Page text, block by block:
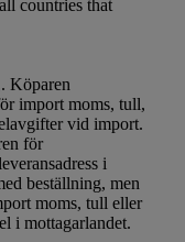
countries that
Köparen
import moms, tull,
vid import.
för
i
beställning, men
moms, tull eller
i mottagarlandet.